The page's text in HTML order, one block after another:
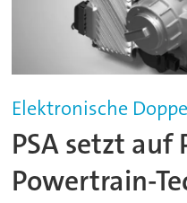
Elektronische
PSA setzt auf
Powertrain-